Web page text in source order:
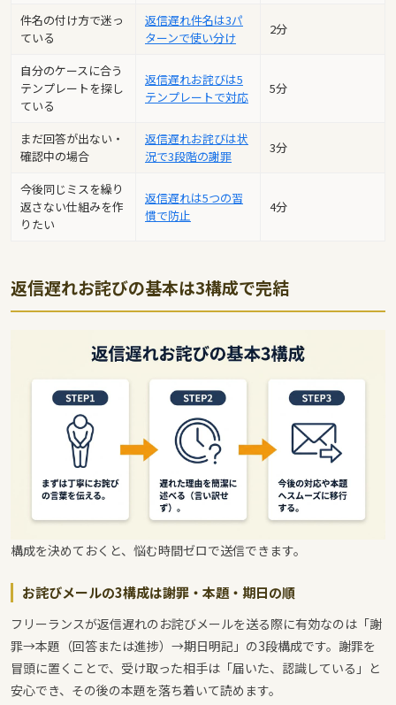
件名の付け方で迷っ
ている
返信遅れ件名は3パ
ターンで使い分け
2分
自分のケースに合う
テンプレートを探し
ている
返信遅れお詫びは5
テンプレートで対応
5分
まだ回答が出ない・
確認中の場合
返信遅れお詫びは状
況で3段階の謝罪
3分
今後同じミスを繰り
返さない仕組みを作
りたい
返信遅れは5つの習
慣で防止
4分
返信遅れお詫びの基本は3構成で完結
構成を決めておくと、悩む時間ゼロで送信できます。
お詫びメールの3構成は謝罪・本題・期日の順
フリーランスが返信遅れのお詫びメールを送る際に有効なのは「謝
罪→本題（回答または進捗）→期日明記」の3段構成です。謝罪を
冒頭に置くことで、受け取った相手は「届いた、認識している」と
安心でき、その後の本題を落ち着いて読めます。